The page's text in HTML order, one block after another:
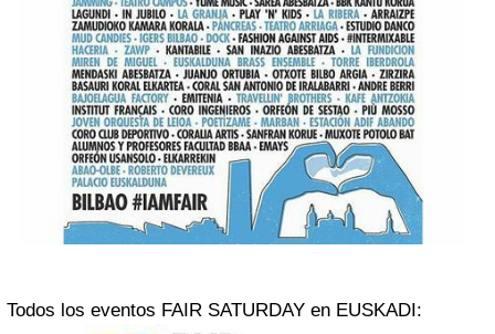
Todos los eventos FAIR SATURDAY en EUSKADI: